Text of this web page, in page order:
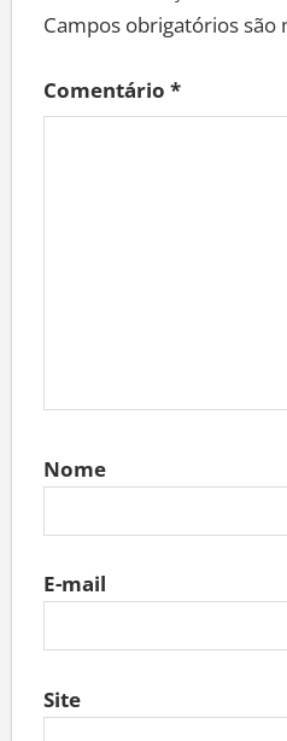
Campos obrigatórios são
Comentário *
Nome
E-mail
Site